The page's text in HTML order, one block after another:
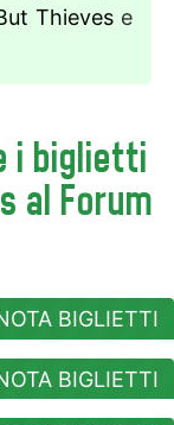
Thieves e
i biglietti
al Forum
BIGLIETTI
BIGLIETTI